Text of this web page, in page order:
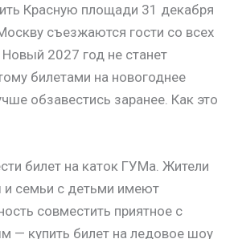
Красную площади 31 декабря
съезжаются гости со всех
2027 год не станет
билетами на новогоднее
обзавестись заранее. Как это
билет на каток ГУМа. Жители
и семьи с детьми имеют
совместить приятное с
— купить билет на ледовое шоу